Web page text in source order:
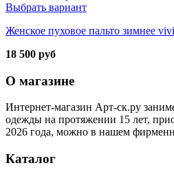
Выбрать вариант
Женское пуховое пальто зимнее
18 500 руб
О магазине
Интернет-магазин Арт-ск.ру
одежды на протяжении 15 лет,
2026 года, можно в нашем
Каталог